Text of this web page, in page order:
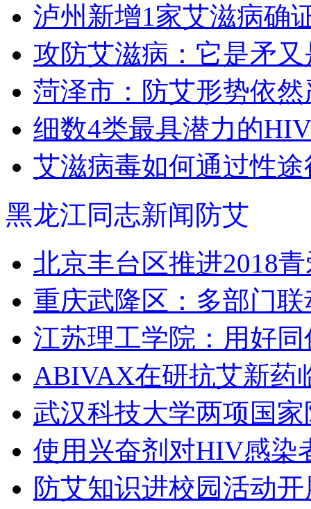
泸州新增1家艾滋病确
攻防艾滋病：它是矛又
菏泽市：防艾形势依然
细数4类最具潜力的
艾滋病毒如何通过性
黑龙江同志新闻防艾
北京丰台区推进2018
重庆武隆区：多部门联
江苏理工学院：用好
ABIVAX在研抗艾新药
武汉科技大学两项国
使用兴奋剂对HIV感染
防艾知识进校园活动开